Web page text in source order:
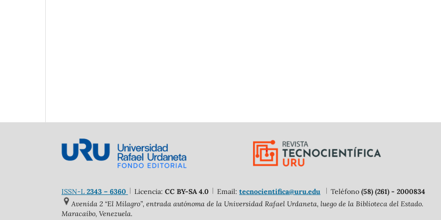
ISSN-L 2343 – 6360 Licencia: CC BY-SA 4.0 Email: tecnocientifica@uru.edu Teléfono (58) (261) - 2000834
Avenida 2 “El Milagro”, entrada autónoma de la Universidad Rafael Urdaneta, luego de la Biblioteca del Estado.
Maracaibo, Venezuela.